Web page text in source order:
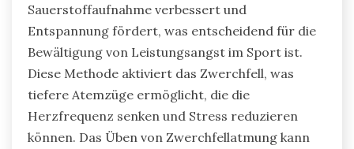
Sauerstoffaufnahme verbessert und
Entspannung fördert, was entscheidend für die
Bewältigung von Leistungsangst im Sport ist.
Diese Methode aktiviert das Zwerchfell, was
tiefere Atemzüge ermöglicht, die die
Herzfrequenz senken und Stress reduzieren
können. Das Üben von Zwerchfellatmung kann